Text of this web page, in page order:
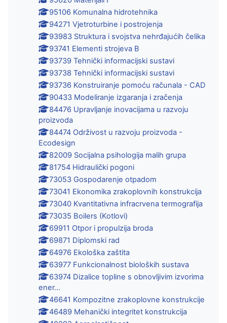
95106 Komunalna hidrotehnika
94271 Vjetroturbine i postrojenja
93983 Struktura i svojstva nehrđajućih čelika
93741 Elementi strojeva B
93739 Tehnički informacijski sustavi
93738 Tehnički informacijski sustavi
93736 Konstruiranje pomoću računala - CAD
90433 Modeliranje izgaranja i zračenja
84476 Upravljanje inovacijama u razvoju
proizvoda
84474 Održivost u razvoju proizvoda -
Ecodesign
82009 Socijalna psihologija malih grupa
81754 Hidraulički pogoni
73053 Gospodarenje otpadom
73041 Ekonomika zrakoplovnih konstrukcija
73040 Kvantitativna infracrvena termografija
73035 Boilers (Kotlovi)
69911 Otpor i propulzija broda
69871 Diplomski rad
64976 Ekološka zaštita
63977 Funkcionalnost bioloških sustava
63974 Dizalice topline s obnovljivim izvorima
ener...
46641 Kompozitne zrakoplovne konstrukcije
46489 Mehanički integritet konstrukcija